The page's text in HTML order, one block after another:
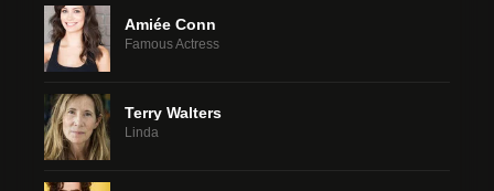
Amiée Conn
Famous Actress
Terry Walters
Linda